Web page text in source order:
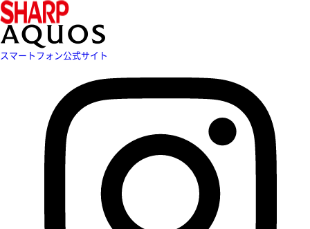
スマートフォン公式サイト